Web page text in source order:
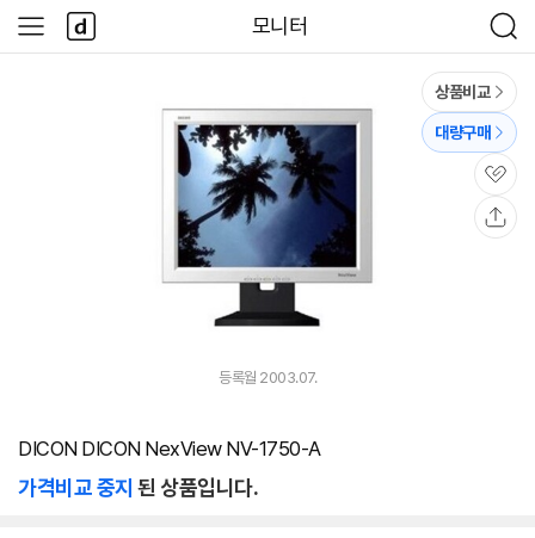
모니터
검
색
사
이
다
나
와
상품비교
대량구매
관
심
등록월 2003.07.
DICON DICON NexView NV-1750-A
가격비교 중지 된 상품입니다.